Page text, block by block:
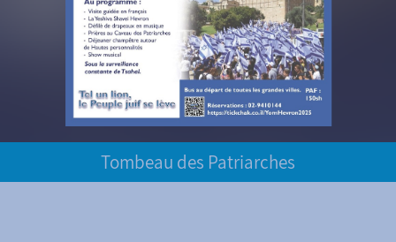
Tombeau des Patriarches